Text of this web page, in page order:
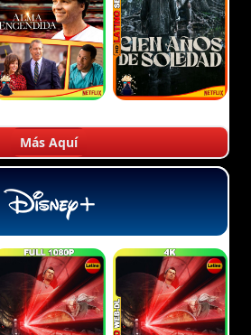
Más Aquí